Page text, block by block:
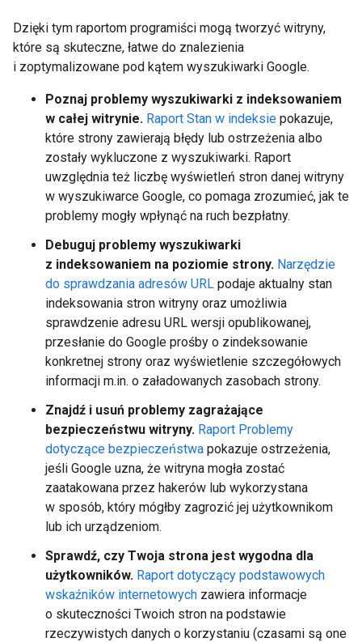
Dzięki tym raportom programiści mogą tworzyć witryny,
które są skuteczne, łatwe do znalezienia
i zoptymalizowane pod kątem wyszukiwarki Google.
Poznaj problemy wyszukiwarki z indeksowaniem
w całej witrynie. Raport Stan w indeksie pokazuje,
które strony zawierają błędy lub ostrzeżenia albo
zostały wykluczone z wyszukiwarki. Raport
uwzględnia też liczbę wyświetleń stron danej witryny
w wyszukiwarce Google, co pomaga zrozumieć, jak te
problemy mogły wpłynąć na ruch bezpłatny.
Debuguj problemy wyszukiwarki
z indeksowaniem na poziomie strony. Narzędzie
do sprawdzania adresów URL podaje aktualny stan
indeksowania stron witryny oraz umożliwia
sprawdzenie adresu URL wersji opublikowanej,
przesłanie do Google prośby o zindeksowanie
konkretnej strony oraz wyświetlenie szczegółowych
informacji m.in. o załadowanych zasobach strony.
Znajdź i usuń problemy zagrażające
bezpieczeństwu witryny. Raport Problemy
dotyczące bezpieczeństwa pokazuje ostrzeżenia,
jeśli Google uzna, że witryna mogła zostać
zaatakowana przez hakerów lub wykorzystana
w sposób, który mógłby zagrozić jej użytkownikom
lub ich urządzeniom.
Sprawdź, czy Twoja strona jest wygodna dla
użytkowników. Raport dotyczący podstawowych
wskaźników internetowych zawiera informacje
o skuteczności Twoich stron na podstawie
rzeczywistych danych o korzystaniu (czasami są one